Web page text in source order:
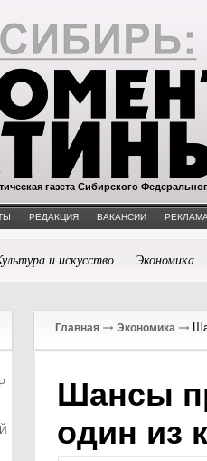
газета Сибирского
РЕДАКЦИЯ ВАКАНСИИ
и искусство Экономика
Главная Экономика
Шансы
один из